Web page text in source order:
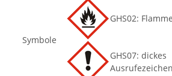
Symbole
GHS02: Flamme
GHS07: dickes